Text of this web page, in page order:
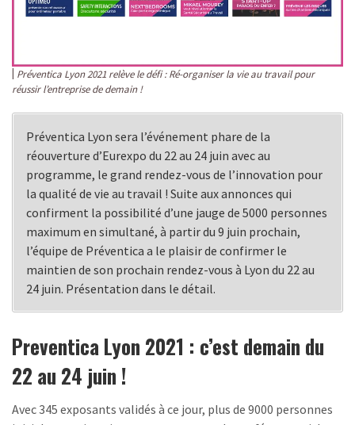
Préventica Lyon 2021 relève le défi : Ré-organiser la vie au travail pour
réussir l’entreprise de demain !
Préventica Lyon sera l’événement phare de la
réouverture d’Eurexpo du 22 au 24 juin avec au
programme, le grand rendez-vous de l’innovation pour
la qualité de vie au travail ! Suite aux annonces qui
confirment la possibilité d’une jauge de 5000 personnes
maximum en simultané, à partir du 9 juin prochain,
l’équipe de Préventica a le plaisir de confirmer le
maintien de son prochain rendez-vous à Lyon du 22 au
24 juin. Présentation dans le détail.
Preventica Lyon 2021 : c’est demain du
22 au 24 juin !
Avec 345 exposants validés à ce jour, plus de 9000 personnes